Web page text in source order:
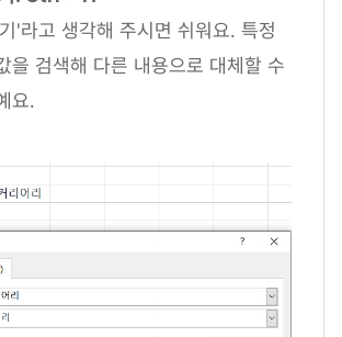
'라고 생각해 주시면 쉬워요. 특정
을 검색해 다른 내용으로 대체할 수
요.